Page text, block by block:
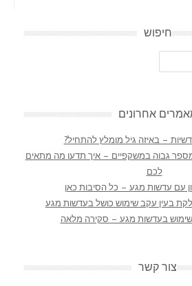
חיפוש
אחרונים
– באיזה גיל מומלץ להתחיל?
גבוה במשקפיים – איך תדעו מה מתאים
לכם
עם עדשות מגע – כל הסיבות כאן
בעין עקב שימוש כושל בעדשות מגע
בעדשות מגע – סקירה מלאה
צור קשר